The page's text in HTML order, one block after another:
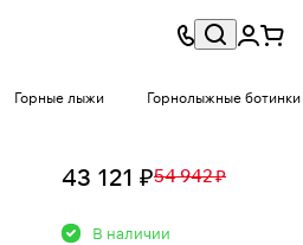
Горные лыжи Горнолыжные ботинки
43 121 ₽54 942 ₽
В наличии